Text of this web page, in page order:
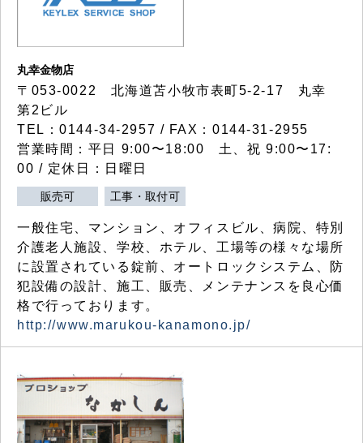
丸幸金物店
〒053-0022 北海道苫小牧市表町5-2-17 丸幸
第2ビル
TEL：0144-34-2957 / FAX：0144-31-2955
営業時間：平日 9:00〜18:00 土、祝 9:00〜17:
00 / 定休日：日曜日
販売可 工事・取付可
一般住宅、マンション、オフィスビル、病院、特別
介護老人施設、学校、ホテル、工場等の様々な場所
に設置されている錠前、オートロックシステム、防
犯設備の設計、施工、販売、メンテナンスを良心価
格で行っております。
http://www.marukou-kanamono.jp/